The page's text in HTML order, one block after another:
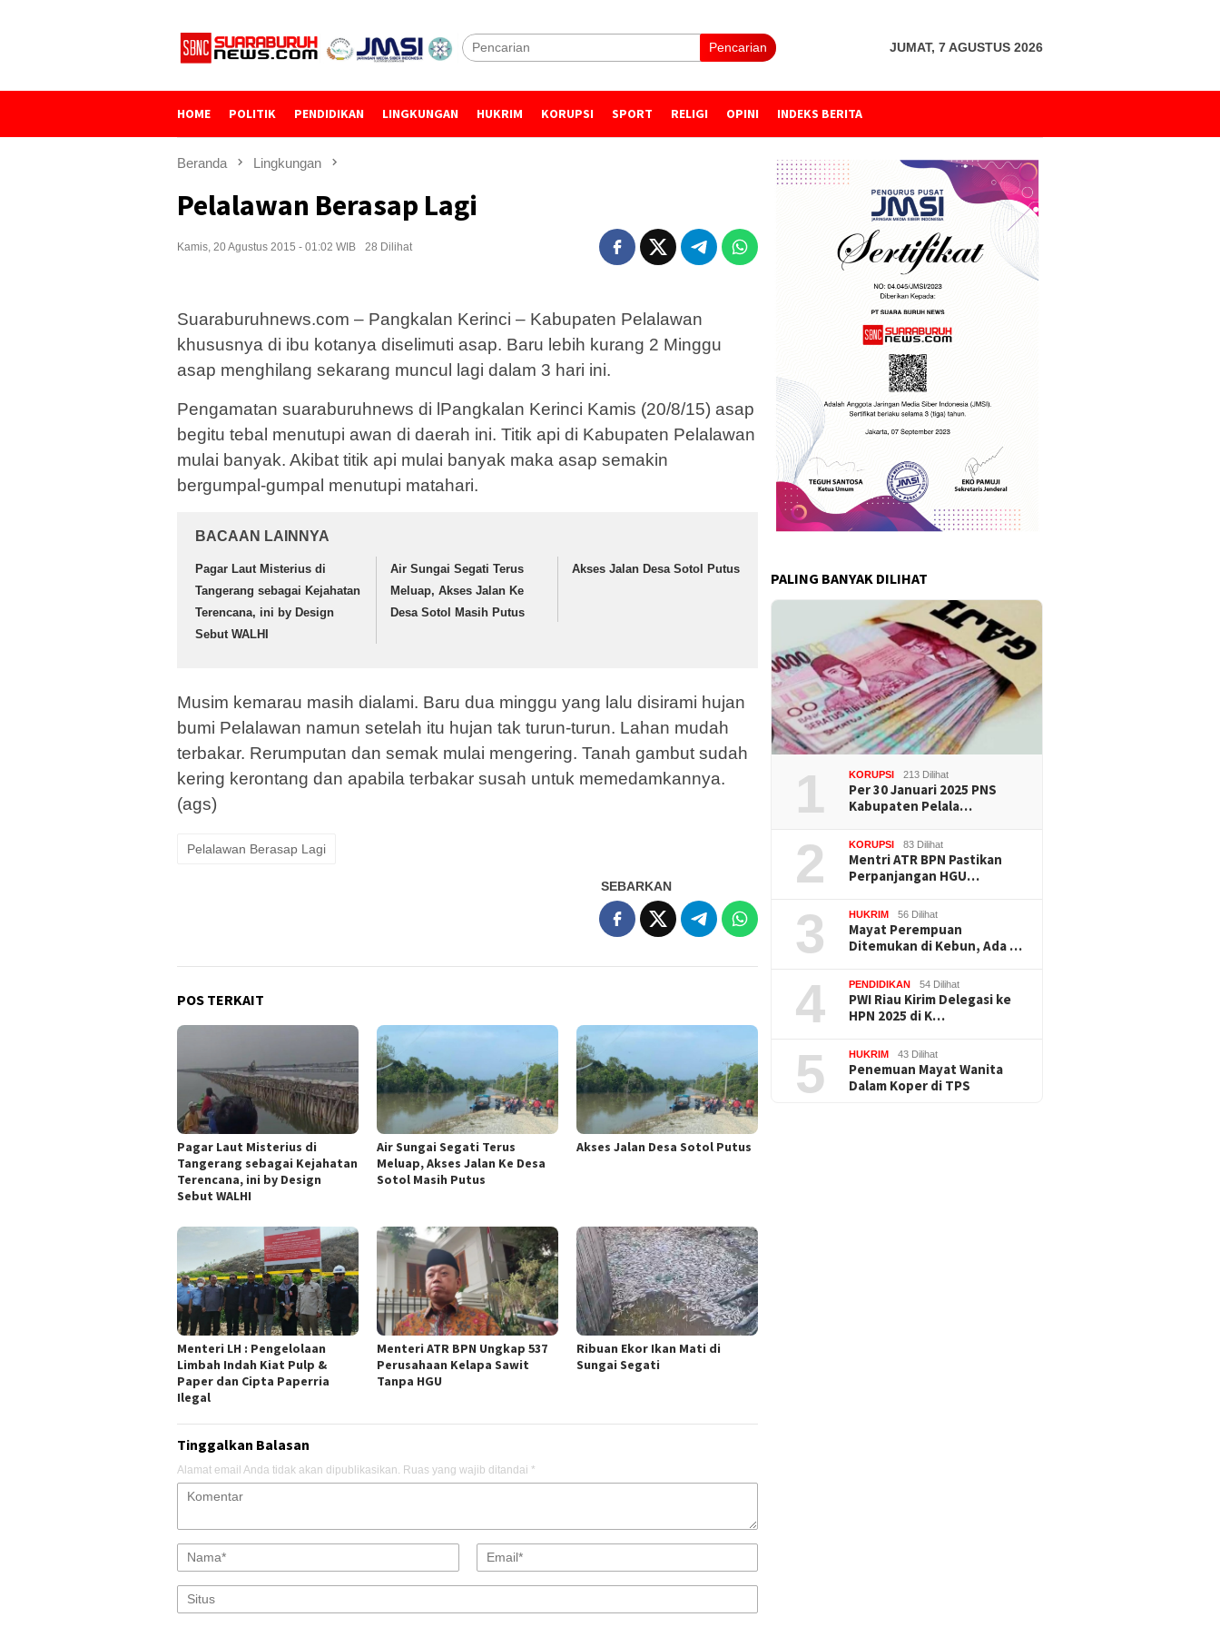
Pencarian JUMAT, 7 AGUSTUS 2026
HOME POLITIK PENDIDIKAN LINGKUNGAN HUKRIM KORUPSI SPORT RELIGI OPINI INDEKS BERITA
Beranda Lingkungan
Pelalawan Berasap Lagi
Kamis, 20 Agustus 2015 - 01:02 WIB 28 Dilihat
Suaraburuhnews.com – Pangkalan Kerinci – Kabupaten Pelalawan
khususnya di ibu kotanya diselimuti asap. Baru lebih kurang 2 Minggu
asap menghilang sekarang muncul lagi dalam 3 hari ini.
Pengamatan suaraburuhnews di lPangkalan Kerinci Kamis (20/8/15) asap
begitu tebal menutupi awan di daerah ini. Titik api di Kabupaten Pelalawan
mulai banyak. Akibat titik api mulai banyak maka asap semakin
bergumpal-gumpal menutupi matahari.
BACAAN LAINNYA
Pagar Laut Misterius di
Tangerang sebagai Kejahatan
Terencana, ini by Design
Sebut WALHI
Air Sungai Segati Terus
Meluap, Akses Jalan Ke
Desa Sotol Masih Putus
Akses Jalan Desa Sotol Putus
Musim kemarau masih dialami. Baru dua minggu yang lalu disirami hujan
bumi Pelalawan namun setelah itu hujan tak turun-turun. Lahan mudah
terbakar. Rerumputan dan semak mulai mengering. Tanah gambut sudah
kering kerontang dan apabila terbakar susah untuk memedamkannya.
(ags)
Pelalawan Berasap Lagi
SEBARKAN
POS TERKAIT
Pagar Laut Misterius di
Tangerang sebagai Kejahatan
Terencana, ini by Design
Sebut WALHI
Air Sungai Segati Terus
Meluap, Akses Jalan Ke Desa
Sotol Masih Putus
Akses Jalan Desa Sotol Putus
Menteri LH : Pengelolaan
Limbah Indah Kiat Pulp &
Paper dan Cipta Paperria
Ilegal
Menteri ATR BPN Ungkap 537
Perusahaan Kelapa Sawit
Tanpa HGU
Ribuan Ekor Ikan Mati di
Sungai Segati
Tinggalkan Balasan
Alamat email Anda tidak akan dipublikasikan. Ruas yang wajib ditandai *
PALING BANYAK DILIHAT
1 KORUPSI 213 Dilihat
Per 30 Januari 2025 PNS
Kabupaten Pelala…
2 KORUPSI 83 Dilihat
Mentri ATR BPN Pastikan
Perpanjangan HGU…
3 HUKRIM 56 Dilihat
Mayat Perempuan
Ditemukan di Kebun, Ada …
4 PENDIDIKAN 54 Dilihat
PWI Riau Kirim Delegasi ke
HPN 2025 di K…
5 HUKRIM 43 Dilihat
Penemuan Mayat Wanita
Dalam Koper di TPS